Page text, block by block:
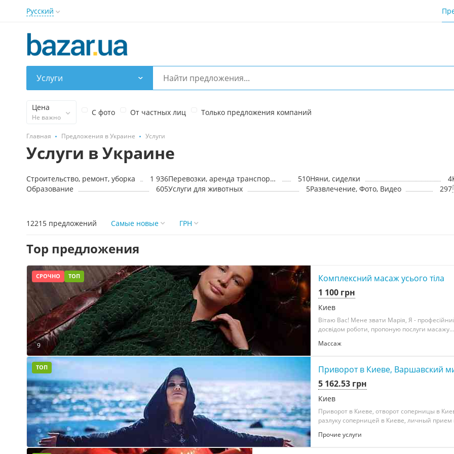
Русский
Услуги
Цена
Не важно
С фото От частных лиц Только предложения компаний
Главная Предложения в Украине Услуги
Услуги в Украине
Строительство, ремонт, уборка 1 936 Перевозки, аренда транспорта 510Няни, сиделки 4
Образование
605Услуги для животных 5Развлечение, Фото, Видео 297
12215 предложений Самые новые ГРН
Top предложения
СРОЧНО ТОП
9
Комплексний масаж усього тіла
1 100 грн
Киев
Вітаю Вас! Мене звати Марія, Я -
досвiдом роботи, пропоную послуги масажу...
Массаж
ТОП
Приворот в Киеве, Варшавский
5 162.53 грн
Киев
Приворот в Киеве, отворот соперницы в
разлуку соперницей в Киеве, личный прием
Прочие услуги